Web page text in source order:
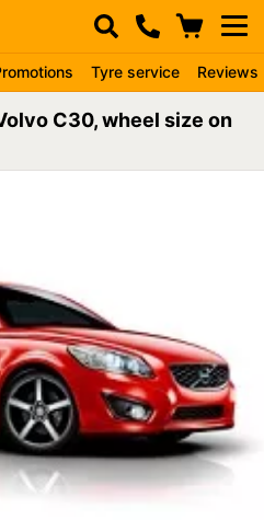
Tyre service Reviews
C30, wheel size on